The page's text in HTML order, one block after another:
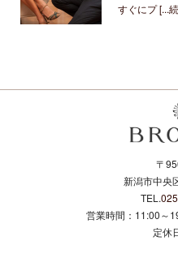
すぐにプ [...
〒
新潟市中央
TEL.
営業時間：11:00～
定休